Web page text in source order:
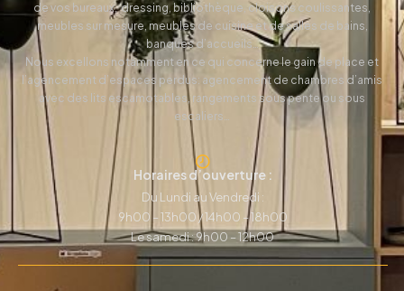
de vos bureaux, dressing, bibliothèque, cloisons coulissantes,
meubles sur mesure, meubles de cuisine et de salles de bains,
banques d’accueils…
Nous excellons notamment en ce qui concerne le gain de place et
l’agencement d’espaces perdus: agencement de chambres d’amis
avec des lits escamotables, rangements sous pente ou sous
escaliers…
Horaires d’ouverture :
Du Lundi au Vendredi :
9h00 – 13h00 / 14h00 – 18h00
Le samedi : 9h00 – 12h00